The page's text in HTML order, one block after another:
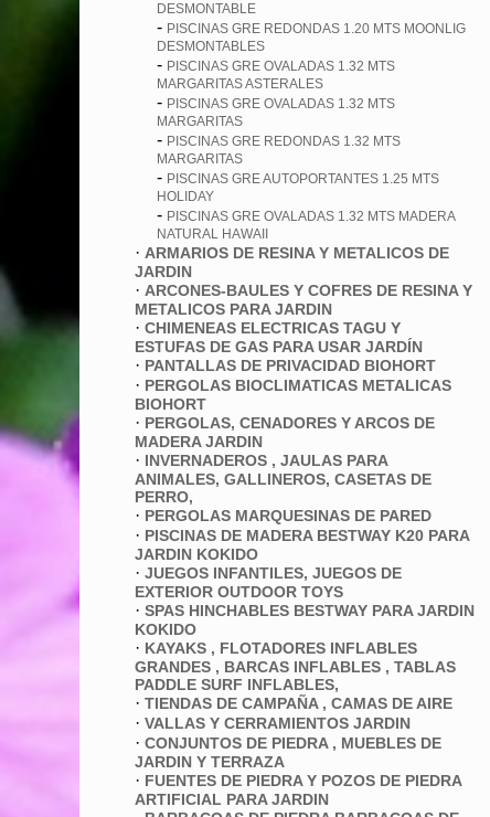
DESMONTABLE
- PISCINAS GRE REDONDAS 1.20 MTS MOONLIG
DESMONTABLES
- PISCINAS GRE OVALADAS 1.32 MTS
MARGARITAS ASTERALES
- PISCINAS GRE OVALADAS 1.32 MTS
MARGARITAS
- PISCINAS GRE REDONDAS 1.32 MTS
MARGARITAS
- PISCINAS GRE AUTOPORTANTES 1.25 MTS
HOLIDAY
- PISCINAS GRE OVALADAS 1.32 MTS MADERA
NATURAL HAWAII
· ARMARIOS DE RESINA Y METALICOS DE
JARDIN
· ARCONES-BAULES Y COFRES DE RESINA Y
METALICOS PARA JARDIN
· CHIMENEAS ELECTRICAS TAGU Y
ESTUFAS DE GAS PARA USAR JARDÍN
· PANTALLAS DE PRIVACIDAD BIOHORT
· PERGOLAS BIOCLIMATICAS METALICAS
BIOHORT
· PERGOLAS, CENADORES Y ARCOS DE
MADERA JARDIN
· INVERNADEROS , JAULAS PARA
ANIMALES, GALLINEROS, CASETAS DE
PERRO,
· PERGOLAS MARQUESINAS DE PARED
· PISCINAS DE MADERA BESTWAY K20 PARA
JARDIN KOKIDO
· JUEGOS INFANTILES, JUEGOS DE
EXTERIOR OUTDOOR TOYS
· SPAS HINCHABLES BESTWAY PARA JARDIN
KOKIDO
· KAYAKS , FLOTADORES INFLABLES
GRANDES , BARCAS INFLABLES , TABLAS
PADDLE SURF INFLABLES,
· TIENDAS DE CAMPAÑA , CAMAS DE AIRE
· VALLAS Y CERRAMIENTOS JARDIN
· CONJUNTOS DE PIEDRA , MUEBLES DE
JARDIN Y TERRAZA
· FUENTES DE PIEDRA Y POZOS DE PIEDRA
ARTIFICIAL PARA JARDIN